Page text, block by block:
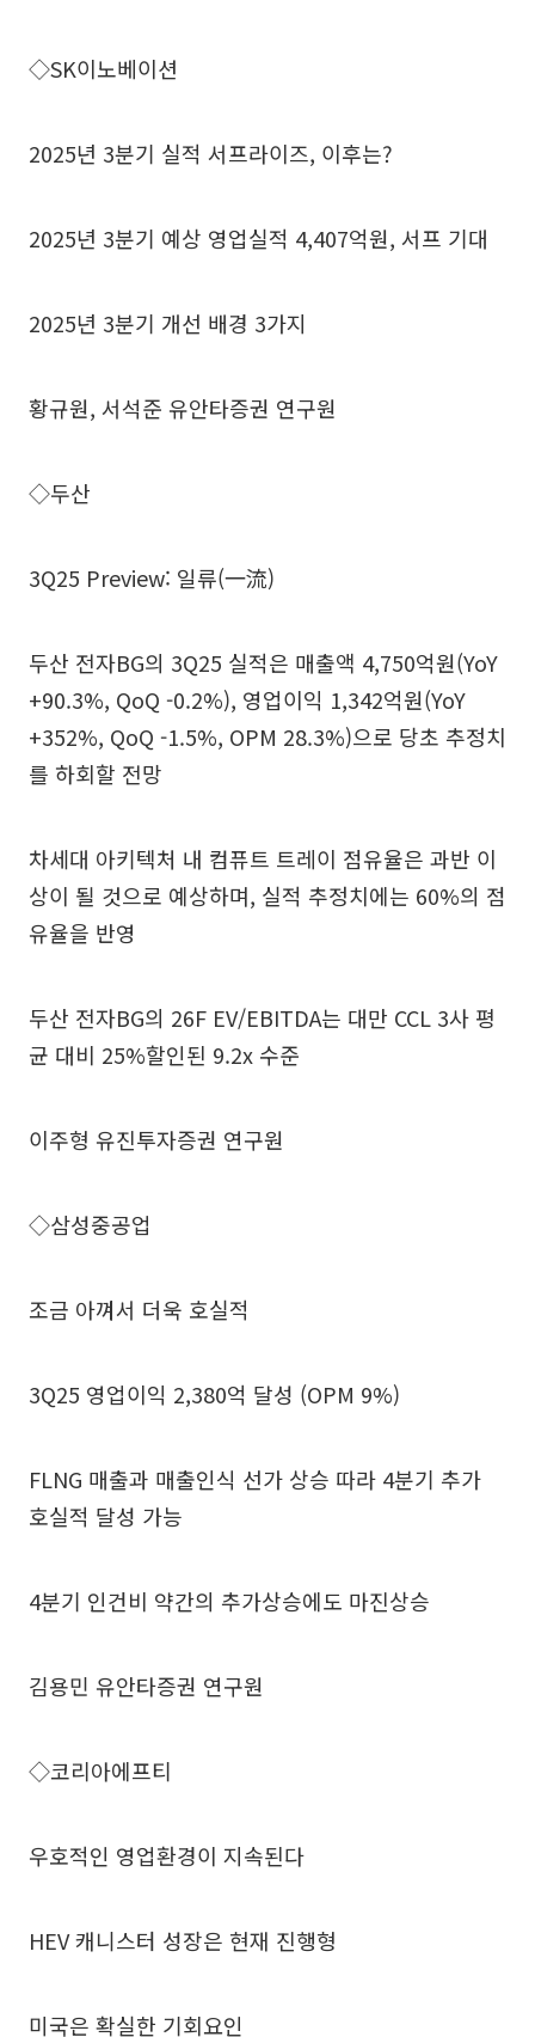
◇SK이노베이션
2025년 3분기 실적 서프라이즈, 이후는?
2025년 3분기 예상 영업실적 4,407억원, 서프 기대
2025년 3분기 개선 배경 3가지
황규원, 서석준 유안타증권 연구원
◇두산
3Q25 Preview: 일류(一流)
두산 전자BG의 3Q25 실적은 매출액 4,750억원(YoY
+90.3%, QoQ -0.2%), 영업이익 1,342억원(YoY
+352%, QoQ -1.5%, OPM 28.3%)으로 당초 추정치
를 하회할 전망
차세대 아키텍처 내 컴퓨트 트레이 점유율은 과반 이
상이 될 것으로 예상하며, 실적 추정치에는 60%의 점
유율을 반영
두산 전자BG의 26F EV/EBITDA는 대만 CCL 3사 평
균 대비 25%할인된 9.2x 수준
이주형 유진투자증권 연구원
◇삼성중공업
조금 아껴서 더욱 호실적
3Q25 영업이익 2,380억 달성 (OPM 9%)
FLNG 매출과 매출인식 선가 상승 따라 4분기 추가
호실적 달성 가능
4분기 인건비 약간의 추가상승에도 마진상승
김용민 유안타증권 연구원
◇코리아에프티
우호적인 영업환경이 지속된다
HEV 캐니스터 성장은 현재 진행형
미국은 확실한 기회요인